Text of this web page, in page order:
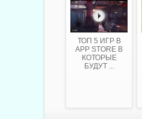
ТОП 5 ИГР В
APP STORE В
КОТОРЫЕ
БУДУТ ...